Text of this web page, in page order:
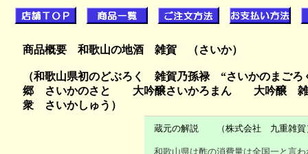
商品概要 和歌山の地酒 雑賀 （さいか）
（和歌山県初のどぶろく 雑賀乃孫禄 “さいかのま
郷 さいかのさと 大吟醸さいかろまん 大吟醸
衆 さいかしゅう）
蔵元の解説 （株式会社 九重雑賀
和歌山県は酢の消費量は全国一と言